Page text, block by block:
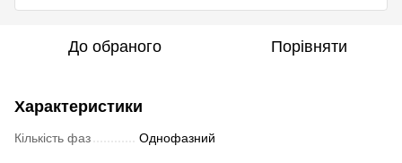
До обраного Порівняти
Характеристики
Кількість фаз Однофазний